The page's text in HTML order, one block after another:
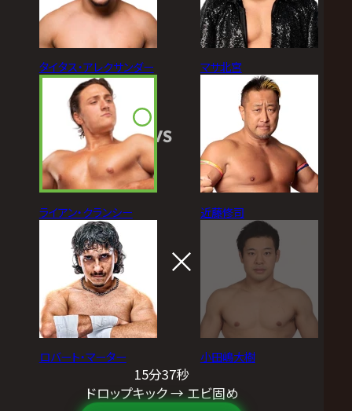
タイタス・アレクサンダー
ライアン・クランシー
ロバート・マーター
VS
マサ北宮
近藤修司
小田嶋大樹
15分37秒
ドロップキック → エビ固め